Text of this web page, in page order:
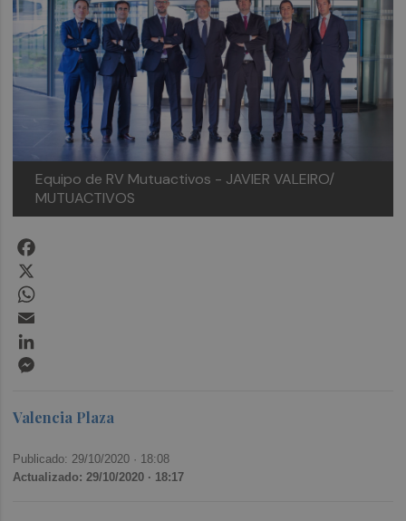
Equipo de RV Mutuactivos - JAVIER VALEIRO/
MUTUACTIVOS
Valencia Plaza
Publicado: 29/10/2020 · 18:08
Actualizado: 29/10/2020 · 18:17